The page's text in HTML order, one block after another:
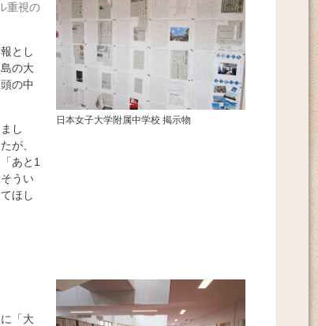
重視の
とし
の大
の中
し
が、
あと1
うい
ほし
日本女子大学附属中学校 掲示物
「大